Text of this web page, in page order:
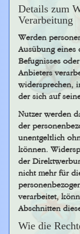
Details zum
Verarbeitung
Werden
Ausübung eines
Befugnisses
Anbieters
widersprechen,
der sich auf
Nutzer werden
der
unentgeltlich
können.
der
nicht mehr für
verarbeitet,
Abschnitten
Wie die